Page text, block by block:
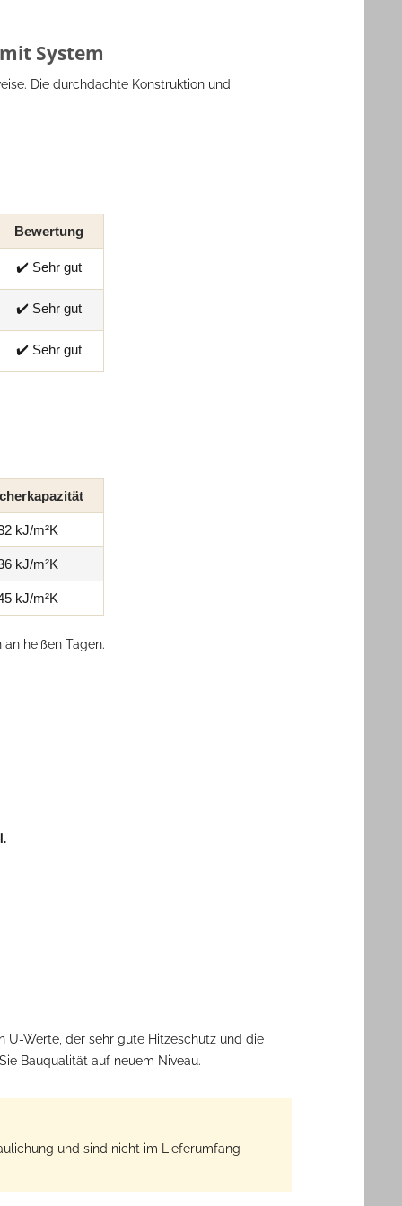
System
Die durchdachte Konstruktion und
Bewertung
✔️ Sehr gut
✔️ Sehr gut
✔️ Sehr gut
kJ/m²K
kJ/m²K
kJ/m²K
heißen Tagen.
U-Werte, der sehr gute Hitzeschutz und die
Bauqualität auf neuem Niveau.
und sind nicht im Lieferumfang